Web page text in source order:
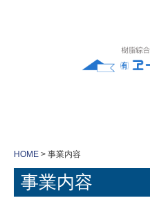
設備紹介
HOME 事業内容
事業内容